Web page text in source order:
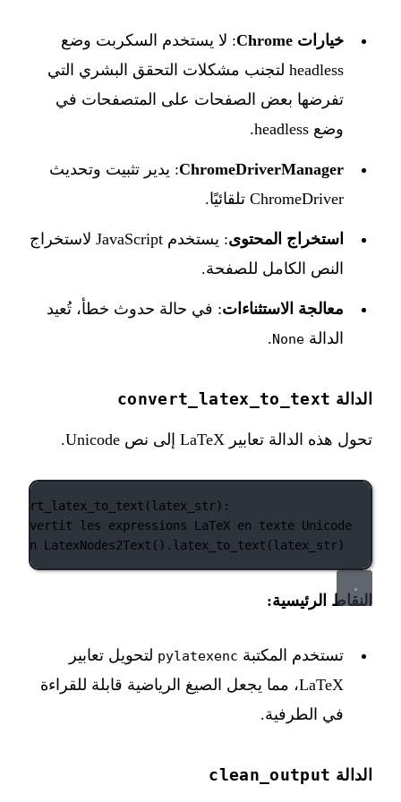
خيارات Chrome
: لا يستخدم السكربت وضع
headless لتجنب مشكلات التحقق البشري التي
تفرضها بعض الصفحات على المتصفحات في
وضع headless.
ChromeDriverManager: يدير تثبيت وتحديث
ChromeDriver تلقائيًا.
استخراج المحتوى
: يستخدم JavaScript لاستخراج
النص الكامل للصفحة.
معالجة الاستثناءات: في حالة حدوث خطأ، تُعيد
الدالة None
.
الدالة convert_latex_to_text
تحول هذه الدالة تعابير LaTeX إلى نص Unicode.
(latex_str):
Convertit les expressions LaTeX en texte Unicode
LatexNodes2Text().latex_to_text(latex_str)
النقاط الرئيسية:
تستخدم المكتبة pylatexenc لتحويل تعابير
LaTeX، مما يجعل الصيغ الرياضية قابلة للقراءة
في الطرفية.
الدالة clean_output